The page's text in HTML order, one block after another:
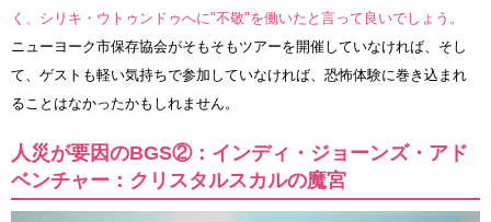
く、シリキ・ウトゥンドゥへに"不敬"を働いたと言って良いでしょう。
ニューヨーク市保存協会がそもそもツアーを開催していなければ、そし
て、ゲストも軽い気持ちで参加していなければ、恐怖体験に巻き込まれ
ることはなかったかもしれません。
人災が要因のBGS②：インディ・ジョーンズ・アド
ベンチャー：クリスタルスカルの魔宮